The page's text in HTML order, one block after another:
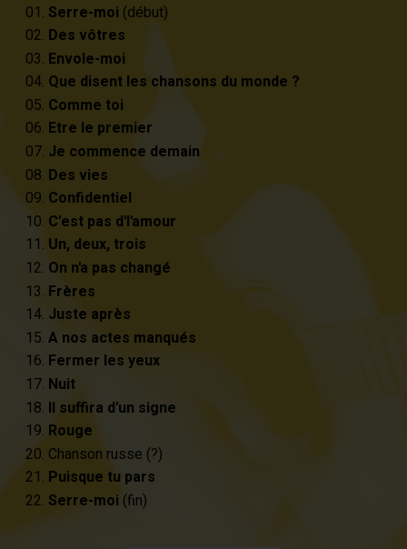
Serre-moi (début)
Des vôtres
Envole-moi
Que disent les chansons du monde ?
Comme toi
Etre le premier
Je commence demain
Des vies
Confidentiel
C'est pas d'l'amour
Un, deux, trois
On n'a pas changé
Frères
Juste après
A nos actes manqués
Fermer les yeux
Nuit
Il suffira d'un signe
Rouge
Chanson russe (?)
Puisque tu pars
Serre-moi (fin)